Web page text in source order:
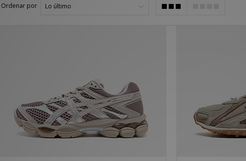
Ordenar por